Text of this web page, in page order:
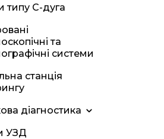
типу С-дуга
та
системи
станція
діагностика
УЗД